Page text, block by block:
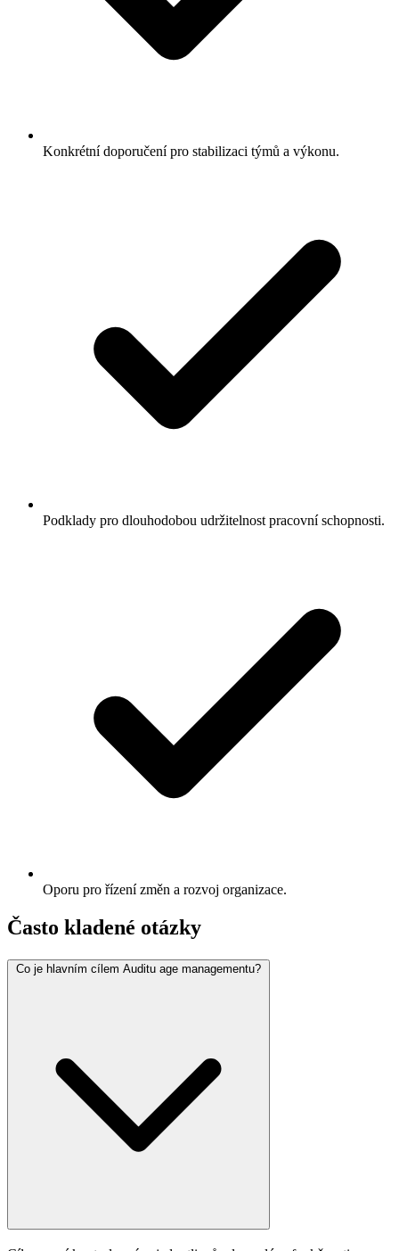
Konkrétní doporučení pro stabilizaci týmů a výkonu.
Podklady pro dlouhodobou udržitelnost pracovní schopnosti.
Oporu pro řízení změn a rozvoj organizace.
Často kladené otázky
Co je hlavním cílem Auditu age managementu?